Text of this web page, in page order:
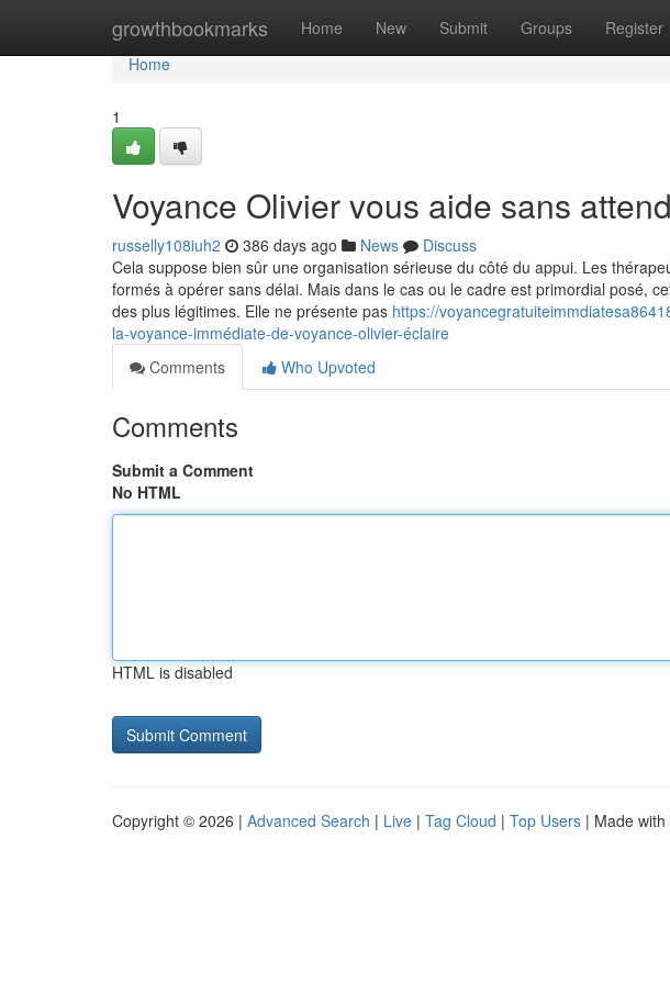
growthbookmarks Home New Submit Groups Register
Home
Home
1
Voyance Olivier vous aide sans
russelly108iuh2 386 days ago News
Discuss
Cela suppose bien sûr une organisation sérieuse du côté du appui. Les
formés à opérer sans délai. Mais dans le cas ou le cadre est primordial posé,
des plus légitimes. Elle ne présente pas https://
la-voyance-immédiate-de-voyance-olivier-éclaire
Comments
Who Upvoted
Comments
Submit a Comment
No HTML
HTML is disabled
Copyright © 2026 | Advanced Search | Live | Tag Cloud | Top Users | Made with